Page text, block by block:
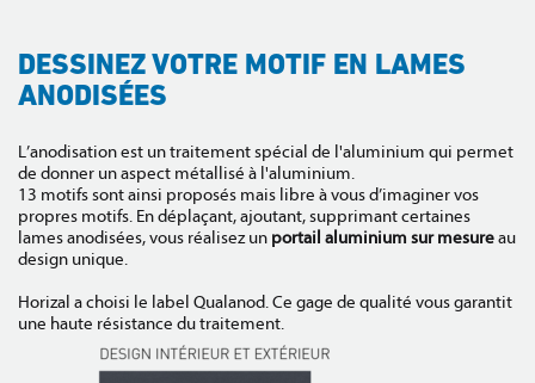
DESSINEZ VOTRE MOTIF EN LAMES
ANODISÉES
L’anodisation est un traitement spécial de l'aluminium qui permet
de donner un aspect métallisé à l'aluminium.
13 motifs sont ainsi proposés mais libre à vous d’imaginer vos
propres motifs. En déplaçant, ajoutant, supprimant certaines
lames anodisées, vous réalisez un portail aluminium sur mesureau
design unique.
Horizal a choisi le label Qualanod. Ce gage de qualité vous garantit
une haute résistance du traitement.